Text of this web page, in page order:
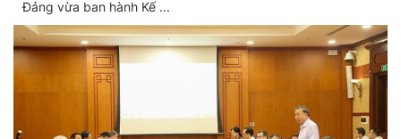
Đảng vừa ban hành Kế ...